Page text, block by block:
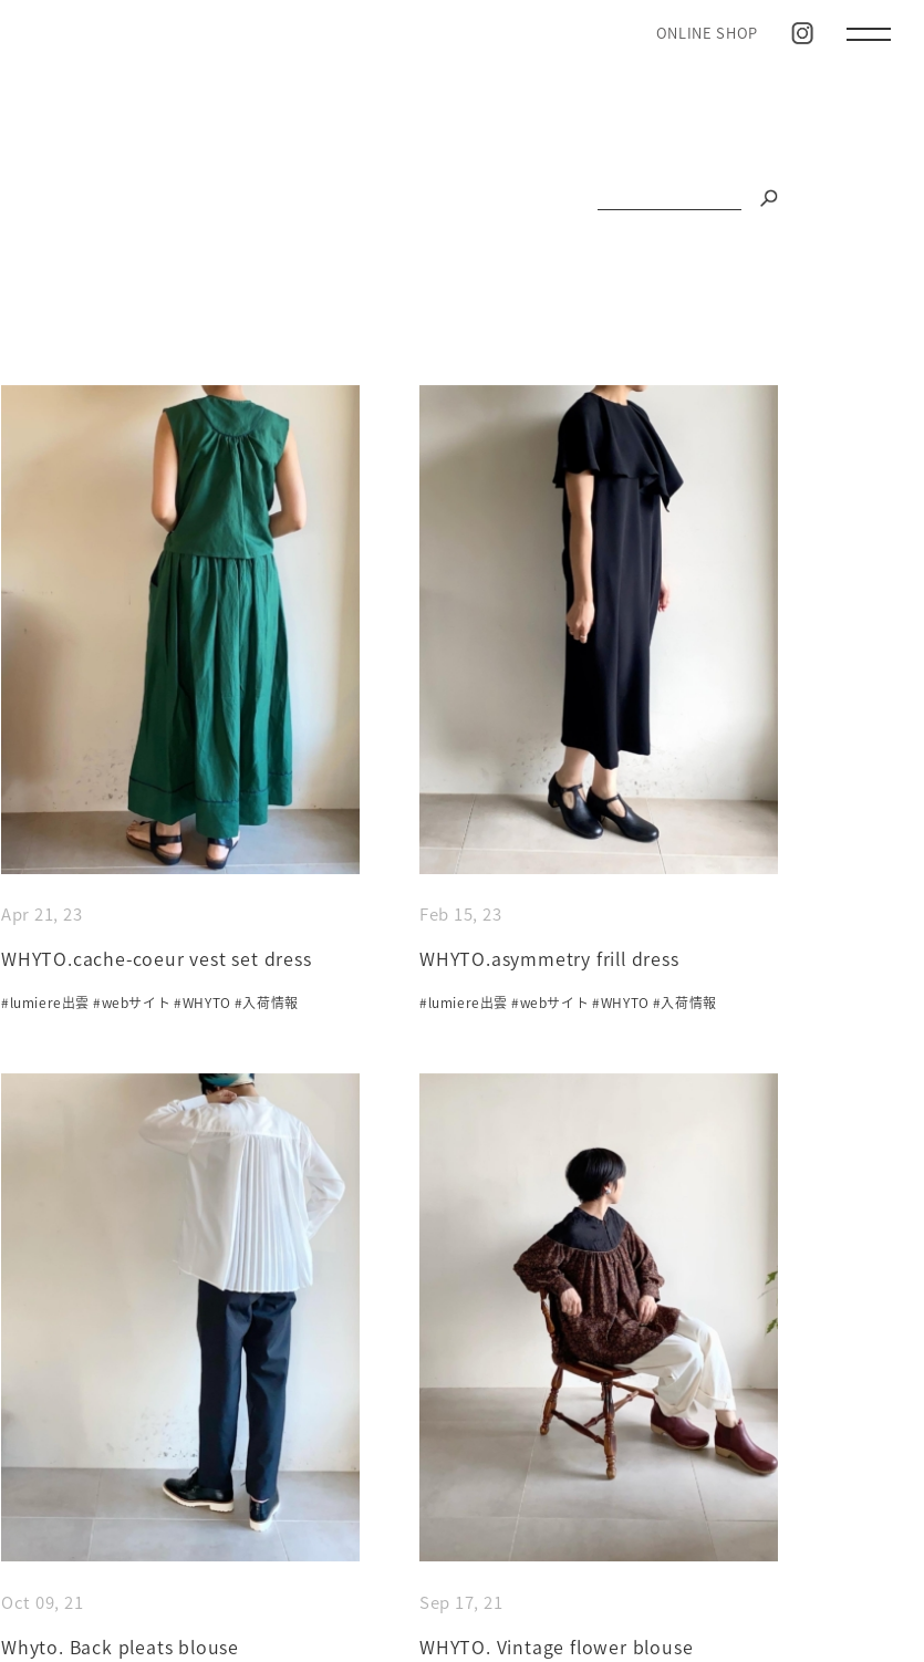
ONLINE SHOP
Apr 21, 23
WHYTO.cache-coeur vest set dress
#lumiere出雲 #webサイト #WHYTO #入荷情報
Feb 15, 23
WHYTO.asymmetry frill dress
#lumiere出雲 #webサイト #WHYTO #入荷情報
Oct 09, 21
Whyto. Back pleats blouse
Sep 17, 21
WHYTO. Vintage flower blouse